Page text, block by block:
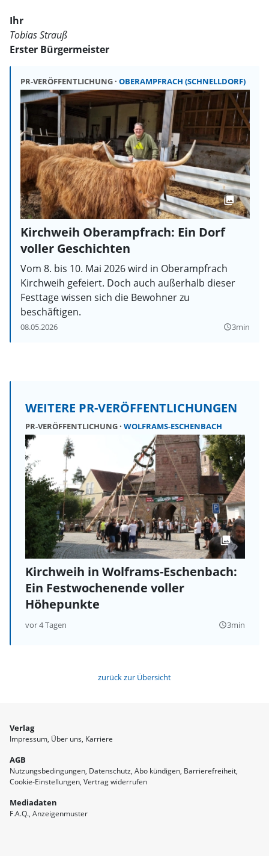
Ihr
Tobias Strauß
Erster Bürgermeister
PR-VERÖFFENTLICHUNG OBERAMPFRACH (SCHNELLDORF)
Kirchweih Oberampfrach: Ein Dorf
voller Geschichten
Vom 8. bis 10. Mai 2026 wird in Oberampfrach
Kirchweih gefeiert. Doch auch außerhalb dieser
Festtage wissen sich die Bewohner zu
beschäftigen.
08.05.2026 query_builder3min
WEITERE PR-VERÖFFENTLICHUNGEN
PR-VERÖFFENTLICHUNG WOLFRAMS-ESCHENBACH
Kirchweih in Wolframs-Eschenbach:
Ein Festwochenende voller
Höhepunkte
vor 4 Tagen query_builder3min
zurück zur Übersicht
Verlag
Impressum Über uns Karriere
AGB
Nutzungsbedingungen Datenschutz Abo kündigen Barrierefreiheit
Cookie-Einstellungen Vertrag widerrufen
Mediadaten
F.A.Q. Anzeigenmuster